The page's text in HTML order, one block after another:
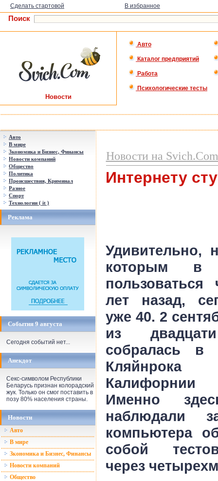
Сделать стартовой В избранное
Поиск
Новости
Авто
Каталог предприятий
Работа
Психологические тесты
Авто
В мире
Зкономика и Бизнес, Финансы
Новости компаний
Общество
Политика
Происшествия, Криминал
Разное
Спорт
Технологии ( it )
Реклама
События 9 августа
Сегодня событий нет...
Анекдот
Секс-символом Республики
Беларусь признан колорадский
жук. Только он смог поставить в
позу 80% населения страны.
Новости
Авто
В мире
Зкономика и Бизнес, Финансы
Новости компаний
Общество
Новости на Svich.Com
Интернету
Удивительно,
которым в
лет назад,
уже 40. 2
из
собралась в
Кляйнрока
Калифорнии
Именно
наблюдали
компьютера
собой
через